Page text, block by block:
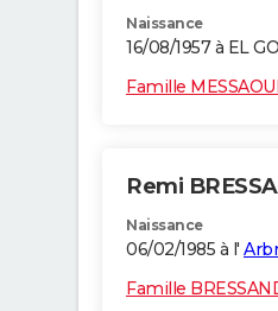
Naissance
16/08/1957 à EL
Famille
Remi
Naissance
06/02/1985 à l'
Famille